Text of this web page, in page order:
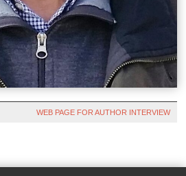
WEB PAGE FOR AUTHOR INTERVIEW